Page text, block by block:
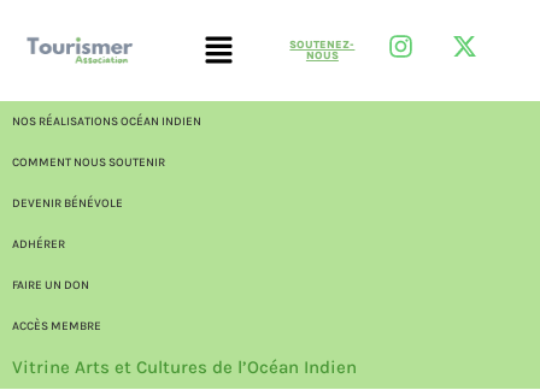
SOUTENEZ-
NOUS
NOS RÉALISATIONS OCÉAN INDIEN
COMMENT NOUS SOUTENIR
DEVENIR BÉNÉVOLE
ADHÉRER
FAIRE UN DON
ACCÈS MEMBRE
Vitrine Arts et Cultures de l’Océan Indien